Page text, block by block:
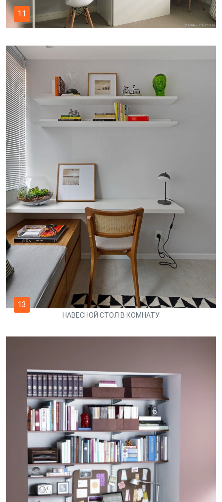
11
13
НАВЕСНОЙ СТОЛ В КОМНАТУ